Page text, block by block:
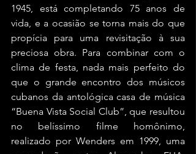
1945, está completando 75 anos de
vida, e a ocasião se torna mais do que
propícia para uma revisitação à sua
preciosa obra. Para combinar com o
clima de festa, nada mais perfeito do
que o grande encontro dos músicos
cubanos da antológica casa de música
“Buena Vista Social Club”, que resultou
no belíssimo filme homônimo,
realizado por Wenders em 1999, uma